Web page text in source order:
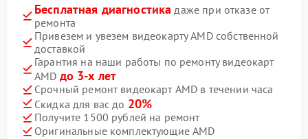
Бесплатная диагностика даже при отказе от
ремонта
Привезем и увезем видеокарту AMD собственной
доставкой
Гарантия на наши работы по ремонту видеокарт
AMD до 3-х лет
Срочный ремонт видеокарт AMD в течении часа
Скидка для вас до 20%
Получите 1500 рублей на ремонт
Оригинальные комплектующие AMD